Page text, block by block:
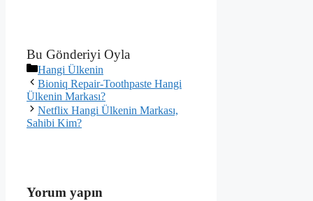
Bu Gönderiyi Oyla
Kategoriler
Hangi Ülkenin
Bioniq Repair-Toothpaste Hangi
Ülkenin Markası?
Netflix Hangi Ülkenin Markası,
Sahibi Kim?
Yorum yapın